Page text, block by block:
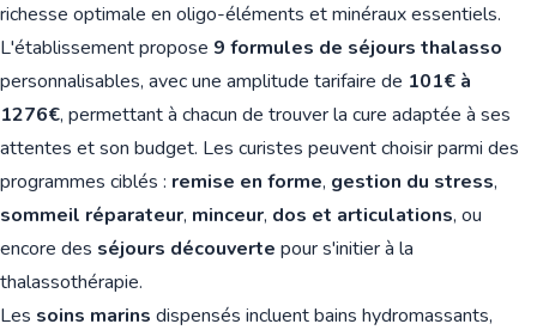
richesse optimale en oligo-éléments et minéraux essentiels.
L'établissement propose 9 formules de séjours thalasso
personnalisables, avec une amplitude tarifaire de 101€ à
1276€, permettant à chacun de trouver la cure adaptée à ses
attentes et son budget. Les curistes peuvent choisir parmi des
programmes ciblés : remise en forme, gestion du stress,
sommeil réparateur, minceur, dos et articulations, ou
encore des séjours découverte pour s'initier à la
thalassothérapie.
Les soins marins dispensés incluent bains hydromassants,